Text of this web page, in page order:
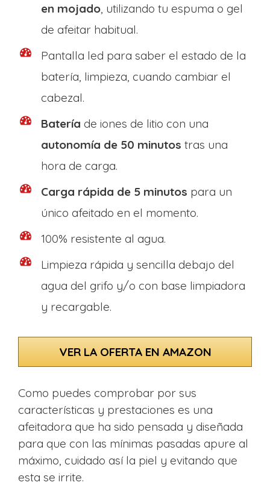
en mojado , utilizando tu espuma o gel
de afeitar habitual.
Pantalla led para saber el estado de la
batería, limpieza, cuando cambiar el
cabezal.
Batería de iones de litio con una
autonomía de 50 minutos tras una
hora de carga.
Carga rápida de 5 minutos para un
único afeitado en el momento.
100% resistente al agua.
Limpieza rápida y sencilla debajo del
agua del grifo y/o con base limpiadora
y recargable.
VER LA OFERTA EN AMAZON
Como puedes comprobar por sus
características y prestaciones es una
afeitadora que ha sido pensada y diseñada
para que con las mínimas pasadas apure al
máximo, cuidado así la piel y evitando que
esta se irrite.